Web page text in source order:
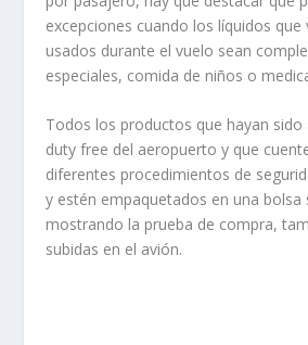
excepciones cuando los líquidos que
usados durante el vuelo sean
especiales, comida de niños o
Todos los productos que hayan sido
duty free del aeropuerto y que
diferentes procedimientos de
y estén empaquetados en una bolsa
mostrando la prueba de compra,
subidas en el avión.